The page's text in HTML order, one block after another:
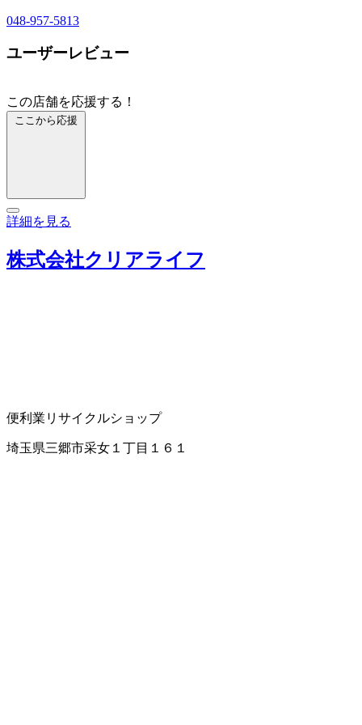
048-957-5813
ユーザーレビュー
この店舗を応援する！
ここから応援
詳細を見る
株式会社クリアライフ
便利業 リサイクルショップ
埼玉県三郷市采女１丁目１６１